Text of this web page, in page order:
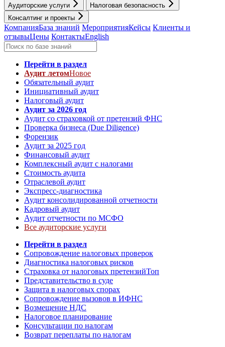
Аудиторские услуги
Налоговая безопасность
Консалтинг и проекты
КомпанияБаза знаний МероприятияКейсы Клиенты и
отзывыЦены КонтактыEnglish
Перейти в раздел
Аудит летомНовое
Обязательный аудит
Инициативный аудит
Налоговый аудит
Аудит за 2026 год
Аудит со страховкой от претензий ФНС
Проверка бизнеса (Due Diligence)
Форензик
Аудит за 2025 год
Финансовый аудит
Комплексный аудит с налогами
Стоимость аудита
Отраслевой аудит
Экспресс-диагностика
Аудит консолидированной отчетности
Кадровый аудит
Аудит отчетности по МСФО
Все аудиторские услуги
Перейти в раздел
Сопровождение налоговых проверок
Диагностика налоговых рисков
Страховка от налоговых претензийТоп
Представительство в суде
Защита в налоговых спорах
Сопровождение вызовов в ИФНС
Возмещение НДС
Налоговое планирование
Консультации по налогам
Возврат переплаты по налогам